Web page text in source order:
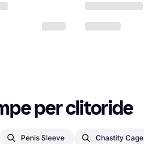
per clitoride
Penis Sleeve Chastity Cage